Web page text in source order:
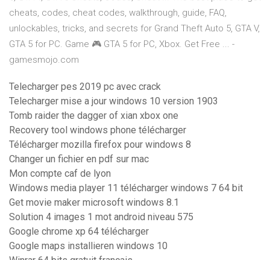
cheats, codes, cheat codes, walkthrough, guide, FAQ,
unlockables, tricks, and secrets for Grand Theft Auto 5, GTA V,
GTA 5 for PC. Game 🎮 GTA 5 for PC, Xbox. Get Free ... -
gamesmojo.com
Telecharger pes 2019 pc avec crack
Telecharger mise a jour windows 10 version 1903
Tomb raider the dagger of xian xbox one
Recovery tool windows phone télécharger
Télécharger mozilla firefox pour windows 8
Changer un fichier en pdf sur mac
Mon compte caf de lyon
Windows media player 11 télécharger windows 7 64 bit
Get movie maker microsoft windows 8.1
Solution 4 images 1 mot android niveau 575
Google chrome xp 64 télécharger
Google maps installieren windows 10